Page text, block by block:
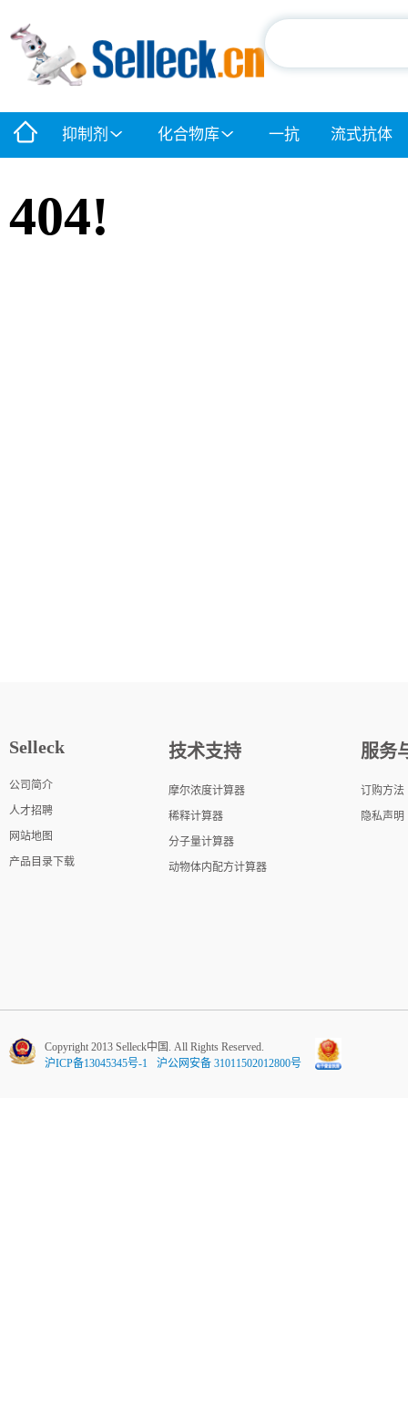
抑制剂 化合物库 一抗 流式抗体
404!
Selleck
公司简介
人才招聘
网站地图
产品目录下载
技术支持
摩尔浓度计算器
稀释计算器
分子量计算器
动物体内配方计算器
服务
订购方法
隐私声明
Copyright 2013 Selleck中国. All Rights Reserved.
沪ICP备13045345号-1
沪公网安备 31011502012800号